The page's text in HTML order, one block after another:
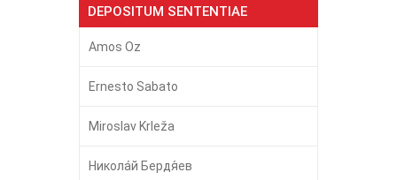
DEPOSITUM SENTENTIAE
Amos Oz
Ernesto Sabato
Miroslav Krleža
Никола́й Бердя́ев